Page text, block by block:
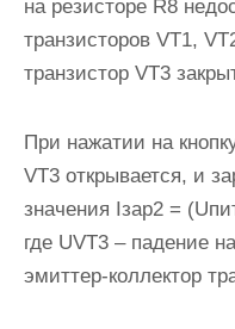
на резисторе R8
транзисторов VT1,
транзистор VT3
При нажатии на
VT3 открывается, и
значения Iзар2 =
где UVT3 – падение
эмиттер-коллектор